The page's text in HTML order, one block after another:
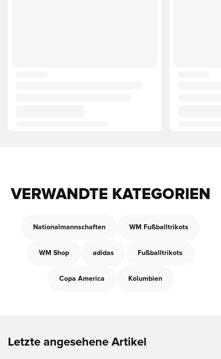
VERWANDTE KATEGORIEN
Nationalmannschaften WM Fußballtrikots
WM Shop adidas Fußballtrikots
Copa America Kolumbien
Letzte angesehene Artikel